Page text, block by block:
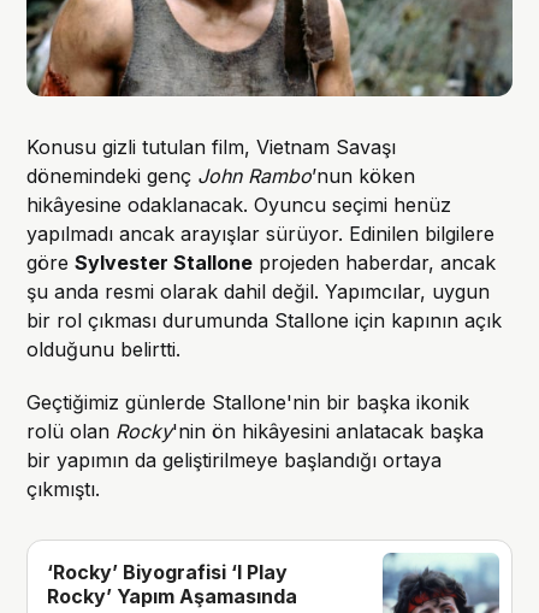
Konusu gizli tutulan film, Vietnam Savaşı
dönemindeki genç John Rambo’nun köken
hikâyesine odaklanacak. Oyuncu seçimi henüz
yapılmadı ancak arayışlar sürüyor. Edinilen bilgilere
göreSylvester Stallone projeden haberdar, ancak
şu anda resmi olarak dahil değil. Yapımcılar, uygun
bir rol çıkması durumunda Stallone için kapının açık
olduğunu belirtti.
Geçtiğimiz günlerde Stallone'nin bir başka ikonik
rolü olan Rocky'nin ön hikâyesini anlatacak başka
bir yapımın da geliştirilmeye başlandığı ortaya
çıkmıştı.
‘Rocky’ Biyografisi ‘I Play
Rocky’ Yapım Aşamasında